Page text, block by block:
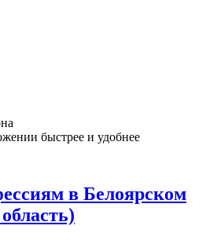
быстрее и удобнее
в Белоярском